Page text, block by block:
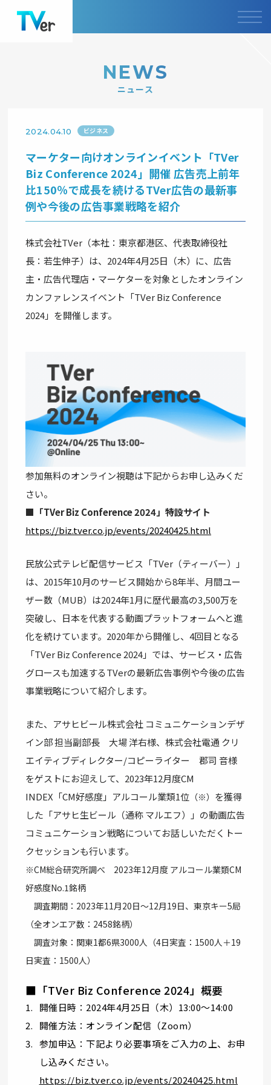
NEWS
ニュース
2024.04.10 ビジネス
マーケター向けオンラインイベント「TVer
Biz Conference 2024」開催 広告売上前年
比150％で成長を続けるTVer広告の最新事
例や今後の広告事業戦略を紹介
株式会社TVer（本社：東京都港区、代表取締役社
長：若生伸子）は、2024年4月25日（木）に、広告
主・広告代理店・マーケターを対象としたオンライン
カンファレンスイベント「TVer Biz Conference
2024」を開催します。
参加無料のオンライン視聴は下記からお申し込みくだ
さい。
■「TVer Biz Conference 2024」特設サイト
https://biz.tver.co.jp/events/20240425.html
民放公式テレビ配信サービス「TVer（ティーバー）」
は、2015年10月のサービス開始から8年半、月間ユー
ザー数（MUB）は2024年1月に歴代最高の3,500万を
突破し、日本を代表する動画プラットフォームへと進
化を続けています。2020年から開催し、4回目となる
「TVer Biz Conference 2024」では、サービス・広告
グロースも加速するTVerの最新広告事例や今後の広告
事業戦略について紹介します。
また、アサヒビール株式会社 コミュニケーションデザ
イン部 担当副部長 大場 洋右様、株式会社電通 クリ
エイティブディレクター/コピーライター 郡司 音様
をゲストにお迎えして、2023年12月度CM
INDEX「CM好感度」アルコール業類1位 （※） を獲得
した「アサヒ生ビール（通称 マルエフ）」の動画広告
コミュニケーション戦略についてお話しいただくトー
クセッションも行います。
※CM総合研究所調べ 2023年12月度 アルコール業類CM
好感度No.1銘柄
調査期間：2023年11月20日〜12月19日、東京キー5局
（全オンエア数：2458銘柄）
調査対象：関東1都6県3000人（4日実査：1500人＋19
日実査：1500人）
■「TVer Biz Conference 2024」概要
開催日時：2024年4月25日（木）13:00～14:00
開催方法：オンライン配信（Zoom）
参加申込：下記より必要事項をご入力の上、お申
し込みください。
https://biz.tver.co.jp/events/20240425.html